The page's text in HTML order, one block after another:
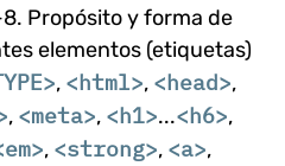
Propósito y forma de
elementos (etiquetas)
, <html>, <head>,
, <meta>, <h1>...<h6>,
, <strong>, <a>,